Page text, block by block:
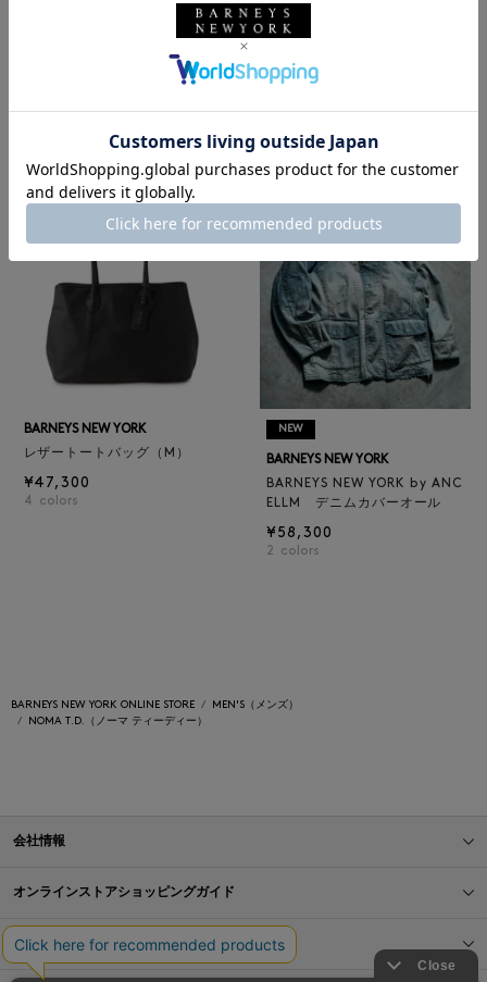
ELLM ホースレザーブルゾン
¥165,000
BARNEYS NEW YORK
ロゴ入りPVC保冷トートバッ
¥6,600
BARNEYS NEW YORK
レザートートバッグ（M）
¥47,300
4 colors
NEW
BARNEYS NEW YORK
BARNEYS NEW YORK by ANC
ELLM デニムカバーオール
¥58,300
2 colors
BARNEYS NEW YORK ONLINE STORE
MEN'S（メンズ）
NOMA T.D.（ノーマ ティーディー）
会社情報
オンラインストアショッピングガイド
店舗情報